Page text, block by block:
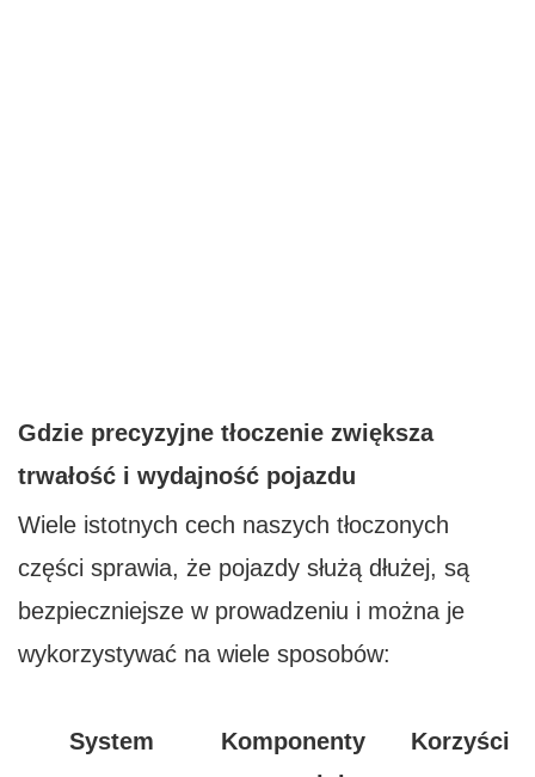
Gdzie precyzyjne tłoczenie zwiększa
trwałość i wydajność pojazdu
Wiele istotnych cech naszych tłoczonych
części sprawia, że ​​pojazdy służą dłużej, są
bezpieczniejsze w prowadzeniu i można je
wykorzystywać na wiele sposobów:
System
Komponenty
Korzyści